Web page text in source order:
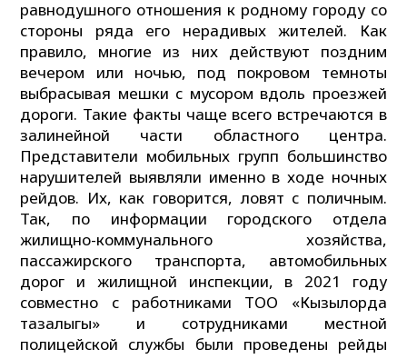
равнодушного отношения к родному городу со
стороны ряда его нерадивых жителей. Как
правило, многие из них действуют поздним
вечером или ночью, под покровом темноты
выбрасывая мешки с мусором вдоль проезжей
дороги. Такие факты чаще всего встречаются в
залинейной части областного центра.
Представители мобильных групп большинство
нарушителей выявляли именно в ходе ночных
рейдов. Их, как говорится, ловят с поличным.
Так, по информации городского отдела
жилищно-коммунального хозяйства,
пассажирского транспорта, автомобильных
дорог и жилищной инспекции, в 2021 году
совместно с работниками ТОО «Кызылорда
тазалыгы» и сотрудниками местной
полицейской службы были проведены рейды